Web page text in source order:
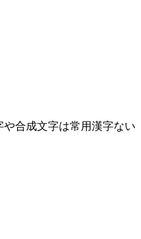
合成文字は常用漢字ない